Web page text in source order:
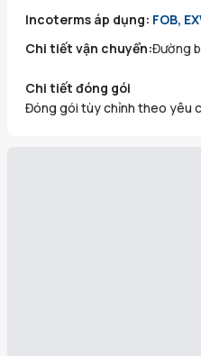
Incoterms áp dụng: FOB,
Chi tiết vận chuyển:Đường
Chi tiết đóng gói
Đóng gói tùy chỉnh theo yêu